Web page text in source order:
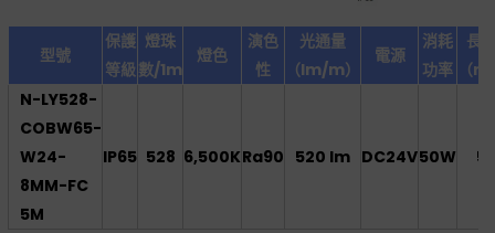
型號
保護
等級
燈珠
數/1m
燈色
演色
性
光通量
（lm/m）
電源
消耗
功率
長
（
N-LY528-
COBW65-
W24-
8MM-FC
5M
IP65 528 6,500KRa90 520 lm DC24V50W 5